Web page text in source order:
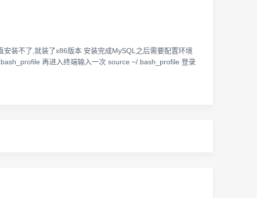
装不了,就装了x86版本 安装完成MySQL之后需要配置环境
再进入终端输入一次 source ~/.bash_profile 登录